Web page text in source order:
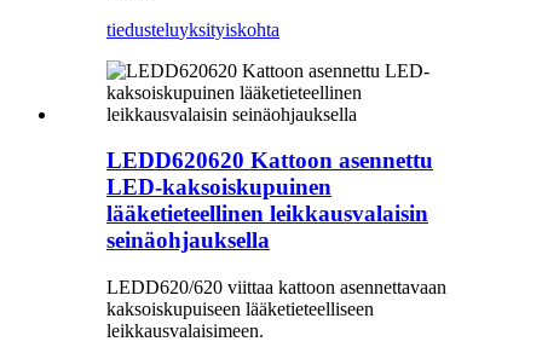
tiedusteluyksityiskohta
LEDD620620 Kattoon asennettu
LED-kaksoiskupuinen
lääketieteellinen leikkausvalaisin
seinäohjauksella
LEDD620/620 viittaa kattoon asennettavaan
kaksoiskupuiseen lääketieteelliseen
leikkausvalaisimeen.